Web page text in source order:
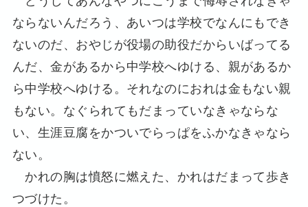
ならないんだろう、あいつは学校でなんにもでき
ないのだ、おやじが役場の助役だからいばってる
んだ、金があるから中学校へゆける、親があるか
ら中学校へゆける。それなのにおれは金もない親
もない。なぐられてもだまっていなきゃならな
い、生涯豆腐をかついでらっぱをふかなきゃなら
ない。
かれの胸は憤怒に燃えた、かれはだまって歩き
つづけた。